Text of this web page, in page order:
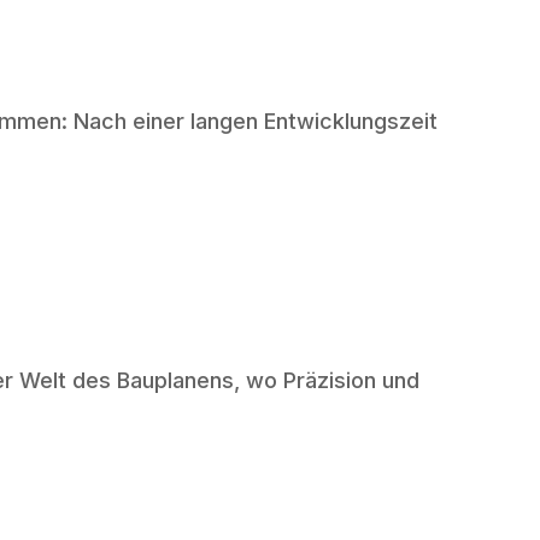
Nach einer langen Entwicklungszeit
des Bauplanens, wo Präzision und